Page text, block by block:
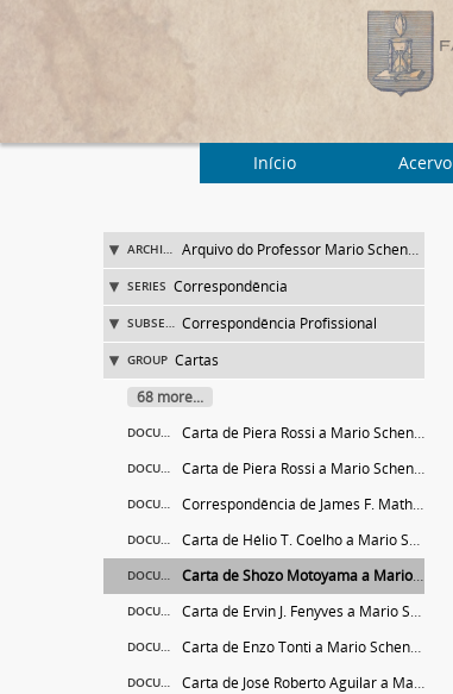
Início Acervo
ARCHIVE Arquivo do Professor Mario Schenberg
SERIES Correspondência
SUBSERIES Correspondência Profissional
GROUP Cartas
68 more...
DOCUMENT Carta de Piera Rossi a Mario Schenberg
DOCUMENT Carta de Piera Rossi a Mario Schenberg
DOCUMENT Correspondência de James F. Mathias a Mario Schenberg
DOCUMENT Carta de Hélio T. Coelho a Mario Schenberg
DOCUMENT Carta de Shozo Motoyama a Mario Schenberg
DOCUMENT Carta de Ervin J. Fenyves a Mario Schenberg
DOCUMENT Carta de Enzo Tonti a Mario Schenberg
DOCUMENT Carta de José Roberto Aguilar a Mario Schenberg